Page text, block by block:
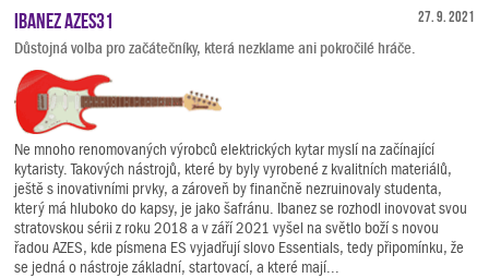
27. 9. 2021
Ibanez AZES31
Důstojná volba pro začátečníky, která nezklame ani pokročilé hráče.
Ne mnoho renomovaných výrobců elektrických kytar myslí na začínající
kytaristy. Takových nástrojů, které by byly vyrobené z kvalitních materiálů,
ještě s inovativními prvky, a zároveň by finančně nezruinovaly studenta,
který má hluboko do kapsy, je jako šafránu. Ibanez se rozhodl inovovat svou
stratovskou sérii z roku 2018 a v září 2021 vyšel na světlo boží s novou
řadou AZES, kde písmena ES vyjadřují slovo Essentials, tedy připomínku, že
se jedná o nástroje základní, startovací, a které mají...